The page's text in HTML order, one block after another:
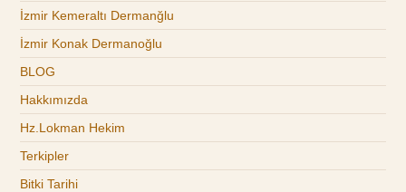
İzmir Kemeraltı Dermanğlu
İzmir Konak Dermanoğlu
BLOG
Hakkımızda
Hz.Lokman Hekim
Terkipler
Bitki Tarihi